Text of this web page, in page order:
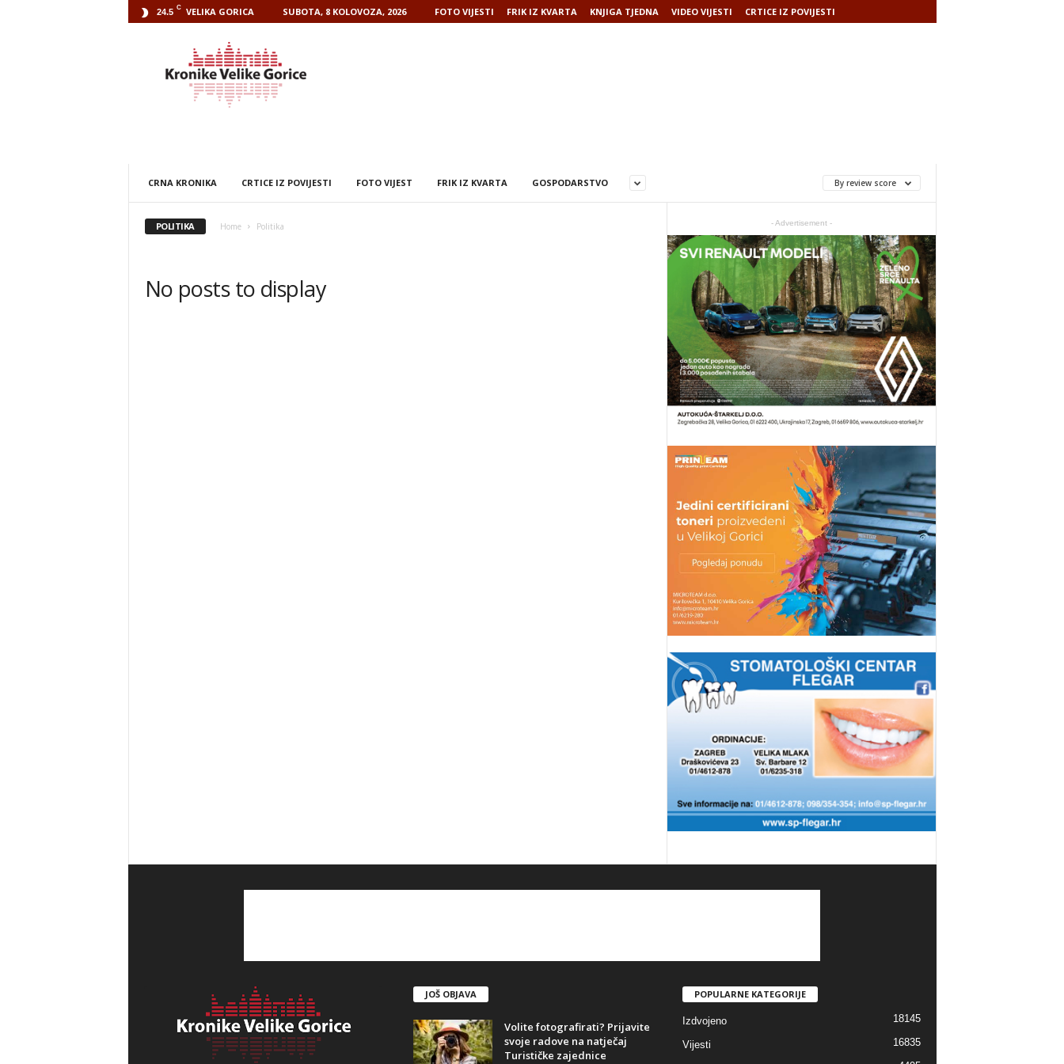
24.5 C VELIKA GORICA SUBOTA, 8 KOLOVOZA, 2026 FOTO VIJESTI FRIK IZ KVARTA KNJIGA TJEDNA VIDEO VIJESTI CRTICE IZ POVIJESTI
CRNA KRONIKA CRTICE IZ POVIJESTI FOTO VIJEST FRIK IZ KVARTA GOSPODARSTVO By review score
POLITIKA Home Politika
No posts to display
- Advertisement -
JOŠ OBJAVA
Volite fotografirati? Prijavite
svoje radove na natječaj
Turističke zajednice
POPULARNE KATEGORIJE
Izdvojeno 18145
Vijesti 16835